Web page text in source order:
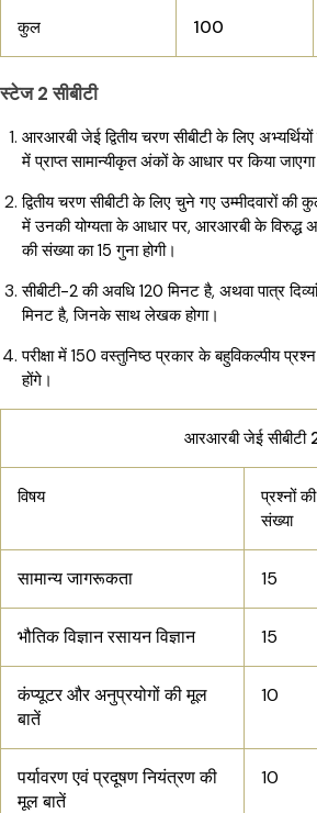
कुल 100
स्टेज 2 सीबीटी
आरआरबी जेई द्वितीय चरण सीबीटी के लिए
में प्राप्त सामान्यीकृत अंकों के आधार पर किया
द्वितीय चरण सीबीटी के लिए चुने गए उम्मीदवारों
में उनकी योग्यता के आधार पर, आरआरबी के विरुद्ध
की संख्या का 15 गुना होगी।
सीबीटी-2 की अवधि 120 मिनट है, अथवा पात्र
मिनट है, जिनके साथ लेखक होगा।
परीक्षा में 150 वस्तुनिष्ठ प्रकार के बहुविकल्पीय
होंगे।
आरआरबी जेई सीबीटी 2
विषय
प्रश्नों की
संख्या
सामान्य जागरूकता 15
भौतिक विज्ञान रसायन विज्ञान
15
कंप्यूटर और अनुप्रयोगों की मूल
बातें
10
पर्यावरण एवं प्रदूषण नियंत्रण की
मूल बातें
10